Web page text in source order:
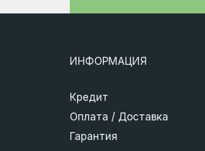
ИНФОРМАЦИЯ
Кредит
Оплата / Доставка
Гарантия